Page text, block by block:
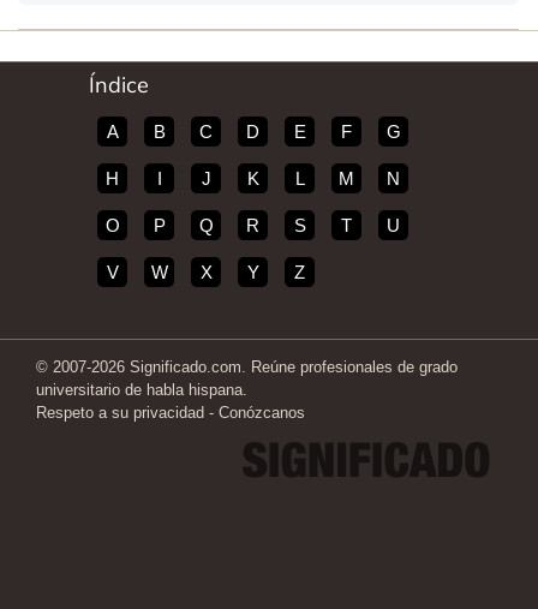
Índice
A B C D E F G
H I J K L M N
O P Q R S T U
V W X Y Z
© 2007-2026 Significado.com. Reúne profesionales de grado
universitario de habla hispana.
Respeto a su privacidad - Conózcanos